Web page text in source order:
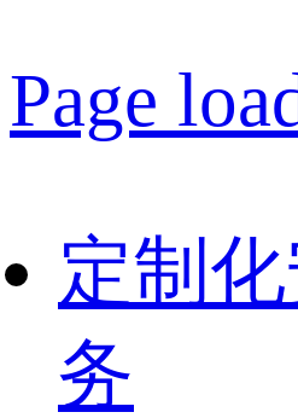
Page
定制
务